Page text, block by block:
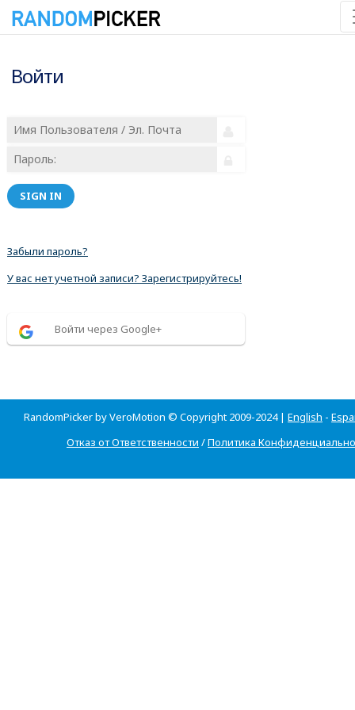
Войти
SIGN IN
Забыли пароль?
У вас нет учетной записи? Зарегистрируйтесь!
Войти через Google+
RandomPicker by VeroMotion © Copyright 2009-2024 | English -
Отказ от Ответственности /Политика